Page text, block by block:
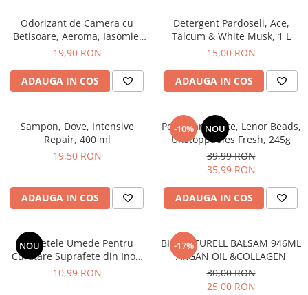
Pentru Femei
Unisex
Produse Barbierit
After Shave
After Shave Balsam
Geluri si Spume de Ras
Ingrijire Barba
Seturi Cadou
Pentru Barbati
Uz Sanitar
Odorizant de Camera cu
Betisoare, Aeroma, Iasomie,
125 ml -
19,90 RON
ADAUGA IN COS
Detergent Pardoseli, Ace,
Talcum & White Musk, 1 L
15,00 RON
ADAUGA IN COS
Sampon, Dove, Intensive
Repair, 400 ml
19,50 RON
ADAUGA IN COS
-10% NOU
Perle Parfumate, Lenor Beads,
Unstoppables Fresh, 245g
39,99 RON
35,99 RON
ADAUGA IN COS
NOU
Servetele Umede Pentru
Curatare Suprafete din Inox,
Green Shield, 70 buc
10,99 RON
-17%
BIO NATURELL BALSAM 946ML
ARGAN OIL &COLLAGEN
30,00 RON
25,00 RON